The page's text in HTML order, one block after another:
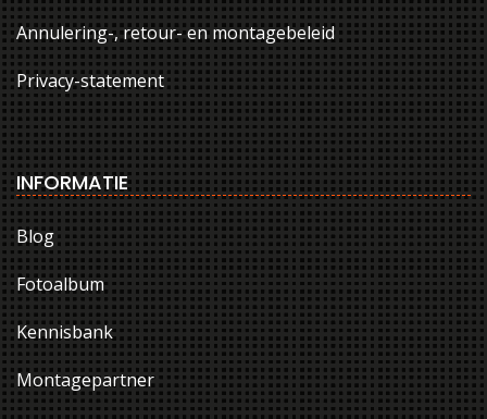
Annulering-, retour- en montagebeleid
Privacy-statement
INFORMATIE
Blog
Fotoalbum
Kennisbank
Montagepartner